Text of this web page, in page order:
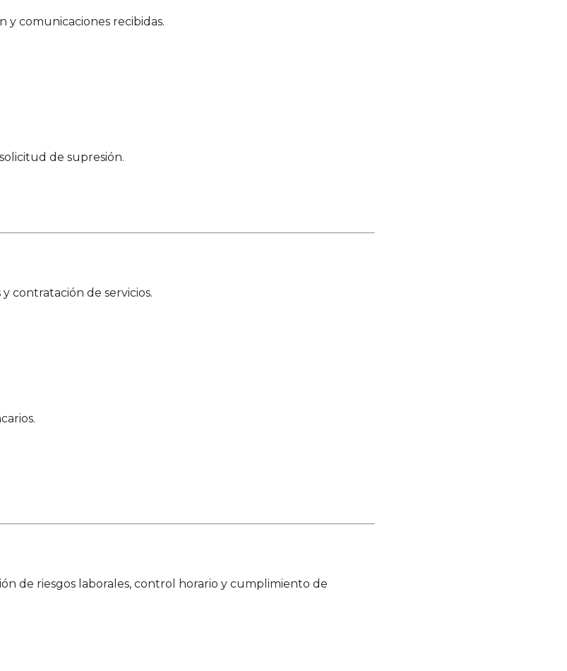
y comunicaciones recibidas.
de supresión.
contratación de servicios.
de riesgos laborales, control horario y cumplimiento de